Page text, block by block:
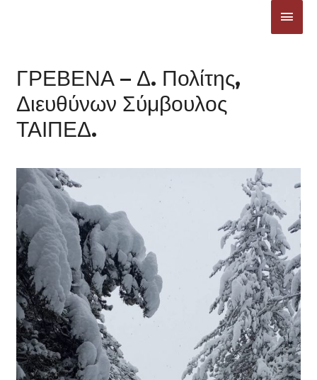
ΓΡΕΒΕΝΑ – Δ. Πολίτης,
Διευθύνων Σύμβουλος
ΤΑΙΠΕΔ.